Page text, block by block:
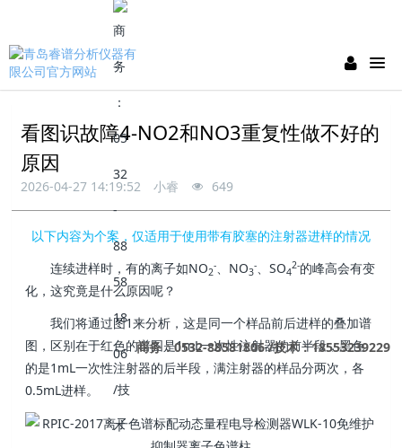
商务：0532-88581806 /技术：18553239229
看图识故障4-NO2和NO3重复性做不好的
原因
2026-04-27 14:19:52 小睿 649
以下内容为个案，仅适用于使用带有胶塞的注射器进样的情况
连续进样时，有的离子如NO2
-、NO3
-、SO4
2-的峰高会有变
化，这究竟是什么原因呢？
我们将通过图1来分析，这是同一个样品前后进样的叠加谱
图，区别在于红色的谱图是1mL一次性注射器的前半段，黑色
的是1mL一次性注射器的后半段，满注射器的样品分两次，各
0.5mL进样。